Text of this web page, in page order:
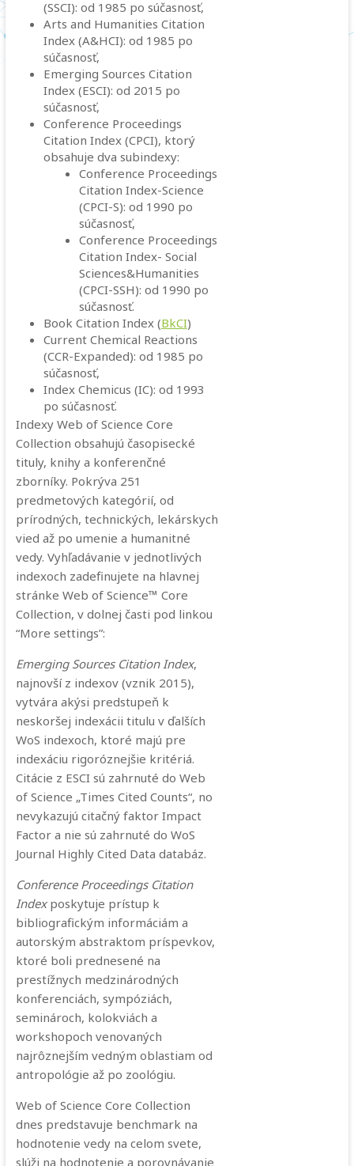
(SSCI): od 1985 po súčasnosť,
Arts and Humanities Citation
Index (A&HCI): od 1985 po
súčasnosť,
Emerging Sources Citation
Index (ESCI): od 2015 po
súčasnosť,
Conference Proceedings
Citation Index (CPCI), ktorý
obsahuje dva subindexy:
Conference Proceedings
Citation Index-Science
(CPCI-S): od 1990 po
súčasnosť,
Conference Proceedings
Citation Index- Social
Sciences&Humanities
(CPCI-SSH): od 1990 po
súčasnosť.
Book Citation Index (BkCI)
Current Chemical Reactions
(CCR-Expanded): od 1985 po
súčasnosť,
Index Chemicus (IC): od 1993
po súčasnosť.
Indexy Web of Science Core
Collection obsahujú časopisecké
tituly, knihy a konferenčné
zborníky. Pokrýva 251
predmetových kategórií, od
prírodných, technických, lekárskych
vied až po umenie a humanitné
vedy. Vyhľadávanie v jednotlivých
indexoch zadefinujete na hlavnej
stránke Web of Science™ Core
Collection, v dolnej časti pod linkou
“More settings”:
Emerging Sources Citation Index,
najnovší z indexov (vznik 2015),
vytvára akýsi predstupeň k
neskoršej indexácii titulu v ďalších
WoS indexoch, ktoré majú pre
indexáciu rigoróznejšie kritériá.
Citácie z ESCI sú zahrnuté do Web
of Science „Times Cited Counts“, no
nevykazujú citačný faktor Impact
Factor a nie sú zahrnuté do WoS
Journal Highly Cited Data databáz.
Conference Proceedings Citation
Indexposkytuje prístup k
bibliografickým informáciám a
autorským abstraktom príspevkov,
ktoré boli prednesené na
prestížnych medzinárodných
konferenciách, sympóziách,
seminároch, kolokviách a
workshopoch venovaných
najrôznejším vedným oblastiam od
antropológie až po zoológiu.
Web of Science Core Collection
dnes predstavuje benchmark na
hodnotenie vedy na celom svete,
slúži na hodnotenie a porovnávanie